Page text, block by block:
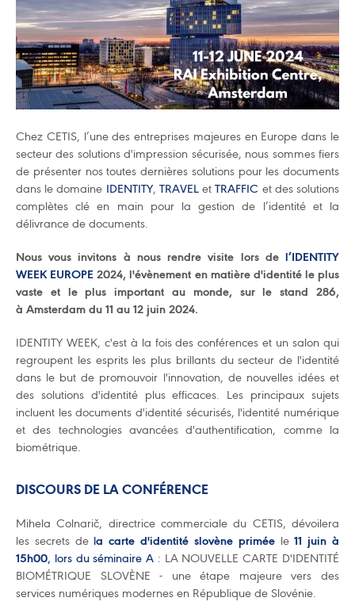
Chez CETIS, l’une des entreprises majeures en Europe dans le
secteur des solutions d'impression sécurisée, nous sommes fiers
de présenter nos toutes dernières solutions pour les documents
dans le domaine IDENTITY, TRAVELetTRAFFIC et des solutions
complètes clé en main pour la gestion de l’identité et la
délivrance de documents.
Nous vous invitons à nous rendre visite lors de l’IDENTITY
WEEK EUROPE 2024, l'évènement en matière d'identité le plus
vaste et le plus important au monde, sur le stand 286,
à Amsterdam du 11 au 12 juin 2024.
IDENTITY WEEK, c'est à la fois des conférences et un salon qui
regroupent les esprits les plus brillants du secteur de l'identité
dans le but de promouvoir l'innovation, de nouvelles idées et
des solutions d'identité plus efficaces. Les principaux sujets
incluent les documents d'identité sécurisés, l'identité numérique
et des technologies avancées d'authentification, comme la
biométrique.
DISCOURS DE LA CONFÉRENCE
Mihela Colnarič, directrice commerciale du CETIS, dévoilera
les secrets de la carte d'identité slovène priméele11 juin à
15h00, lors du séminaire A : LA NOUVELLE CARTE D'IDENTITÉ
BIOMÉTRIQUE SLOVÈNE - une étape majeure vers des
services numériques modernes en République de Slovénie.